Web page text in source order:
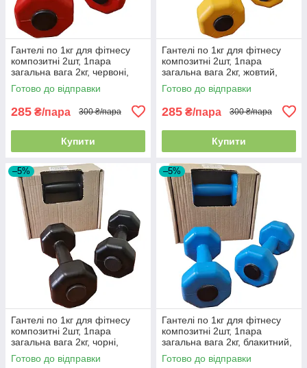
Гантелі по 1кг для фітнесу
композитні 2шт, 1пара
загальна вага 2кг, червоні,
Україна
Готово до відправки
285 ₴/пара 300 ₴/пара
Купити
Гантелі по 1кг для фітнесу
композитні 2шт, 1пара
загальна вага 2кг, жовтий,
Україна
Готово до відправки
285 ₴/пара 300 ₴/пара
Купити
–5%
Гантелі по 1кг для фітнесу
композитні 2шт, 1пара
загальна вага 2кг, чорні,
Україна
Готово до відправки
–5%
Гантелі по 1кг для фітнесу
композитні 2шт, 1пара
загальна вага 2кг, блакитний,
Україна
Готово до відправки